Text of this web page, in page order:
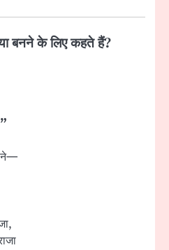
बनने के लिए कहते हैं?